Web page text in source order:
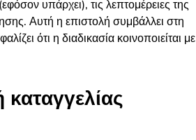
υπάρχει), τις λεπτομέρειες της
Αυτή η επιστολή συμβάλλει στη
ότι η διαδικασία κοινοποιείται με
καταγγελίας